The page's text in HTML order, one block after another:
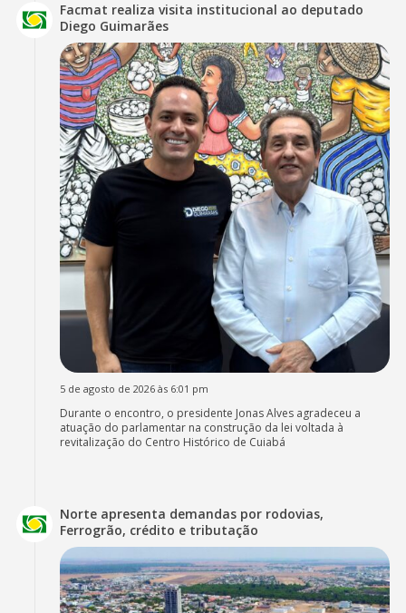
Facmat realiza visita institucional ao deputado
Diego Guimarães
5 de agosto de 2026 às 6:01 pm
Durante o encontro, o presidente Jonas Alves agradeceu a
atuação do parlamentar na construção da lei voltada à
revitalização do Centro Histórico de Cuiabá
Norte apresenta demandas por rodovias,
Ferrogrão, crédito e tributação